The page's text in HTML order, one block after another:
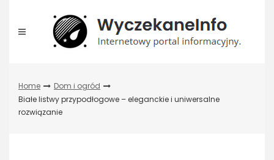
content
Home
Dom i ogród
Białe listwy przypodłogowe – eleganckie i uniwersalne
rozwiązanie